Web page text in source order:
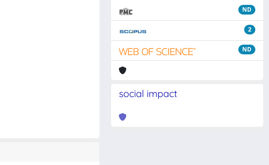
ND
2
ND
social impact